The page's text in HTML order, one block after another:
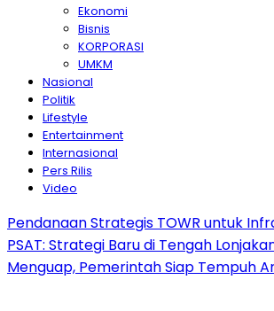
Ekonomi
Bisnis
KORPORASI
UMKM
Nasional
Politik
Lifestyle
Entertainment
Internasional
Pers Rilis
Video
Pendanaan Strategis TOWR untuk
PSAT: Strategi Baru di Tengah
Menguap, Pemerintah Siap Tempuh